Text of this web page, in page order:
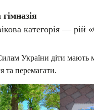
категорія — рій
України діти мають
та перемагати.